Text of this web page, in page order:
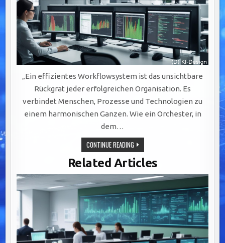
„Ein effizientes Workflowsystem ist das unsichtbare
Rückgrat jeder erfolgreichen Organisation. Es
verbindet Menschen, Prozesse und Technologien zu
einem harmonischen Ganzen. Wie ein Orchester, in
dem…
CONTINUE READINGEFFIZIENTE
WORKFLOWSYSTEME:
DER
SCHLÜSSEL
ZU
ERFOLGREICHER
KOMMUNIKATION
UND
AGILER
Related Articles